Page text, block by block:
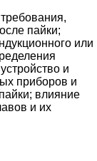
пайки;
или
и
приборов и
влияние
и их